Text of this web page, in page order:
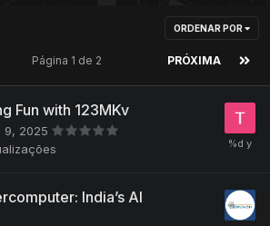
ORDENAR POR
PRÓXIMA
Página 1 de 2
Fun with 123MKv
9, 2025
India’s AI